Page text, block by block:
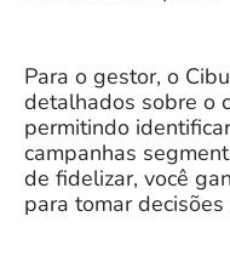
Para o gestor, o
detalhados sobre o
permitindo
campanhas
de fidelizar, você
para tomar